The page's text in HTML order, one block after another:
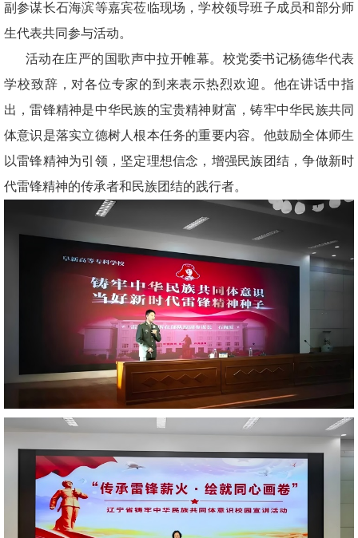
副参谋长石海滨等嘉宾莅临现场，学校领导班子成员和部分师
生代表共同参与活动。
活动在庄严的国歌声中拉开帷幕。校党委书记杨德华代表
学校致辞，对各位专家的到来表示热烈欢迎。他在讲话中指
出，雷锋精神是中华民族的宝贵精神财富，铸牢中华民族共同
体意识是落实立德树人根本任务的重要内容。他鼓励全体师生
以雷锋精神为引领，坚定理想信念，增强民族团结，争做新时
代雷锋精神的传承者和民族团结的践行者。